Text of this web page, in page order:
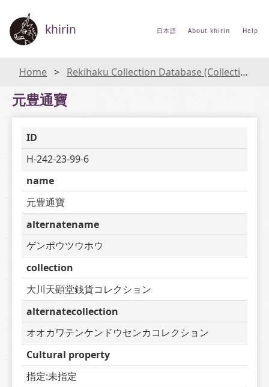
khirin 日本語 About khirin Help
Home Rekihaku Collection Database (Collections Database of the National Museum of Japanese History)
元豊通寶
ID
H-242-23-99-6
name
元豊通寶
alternatename
ゲンポウツウホウ
collection
大川天顕堂銭貨コレクション
alternatecollection
オオカワテンケンドウセンカコレクション
Cultural property
指定:未指定